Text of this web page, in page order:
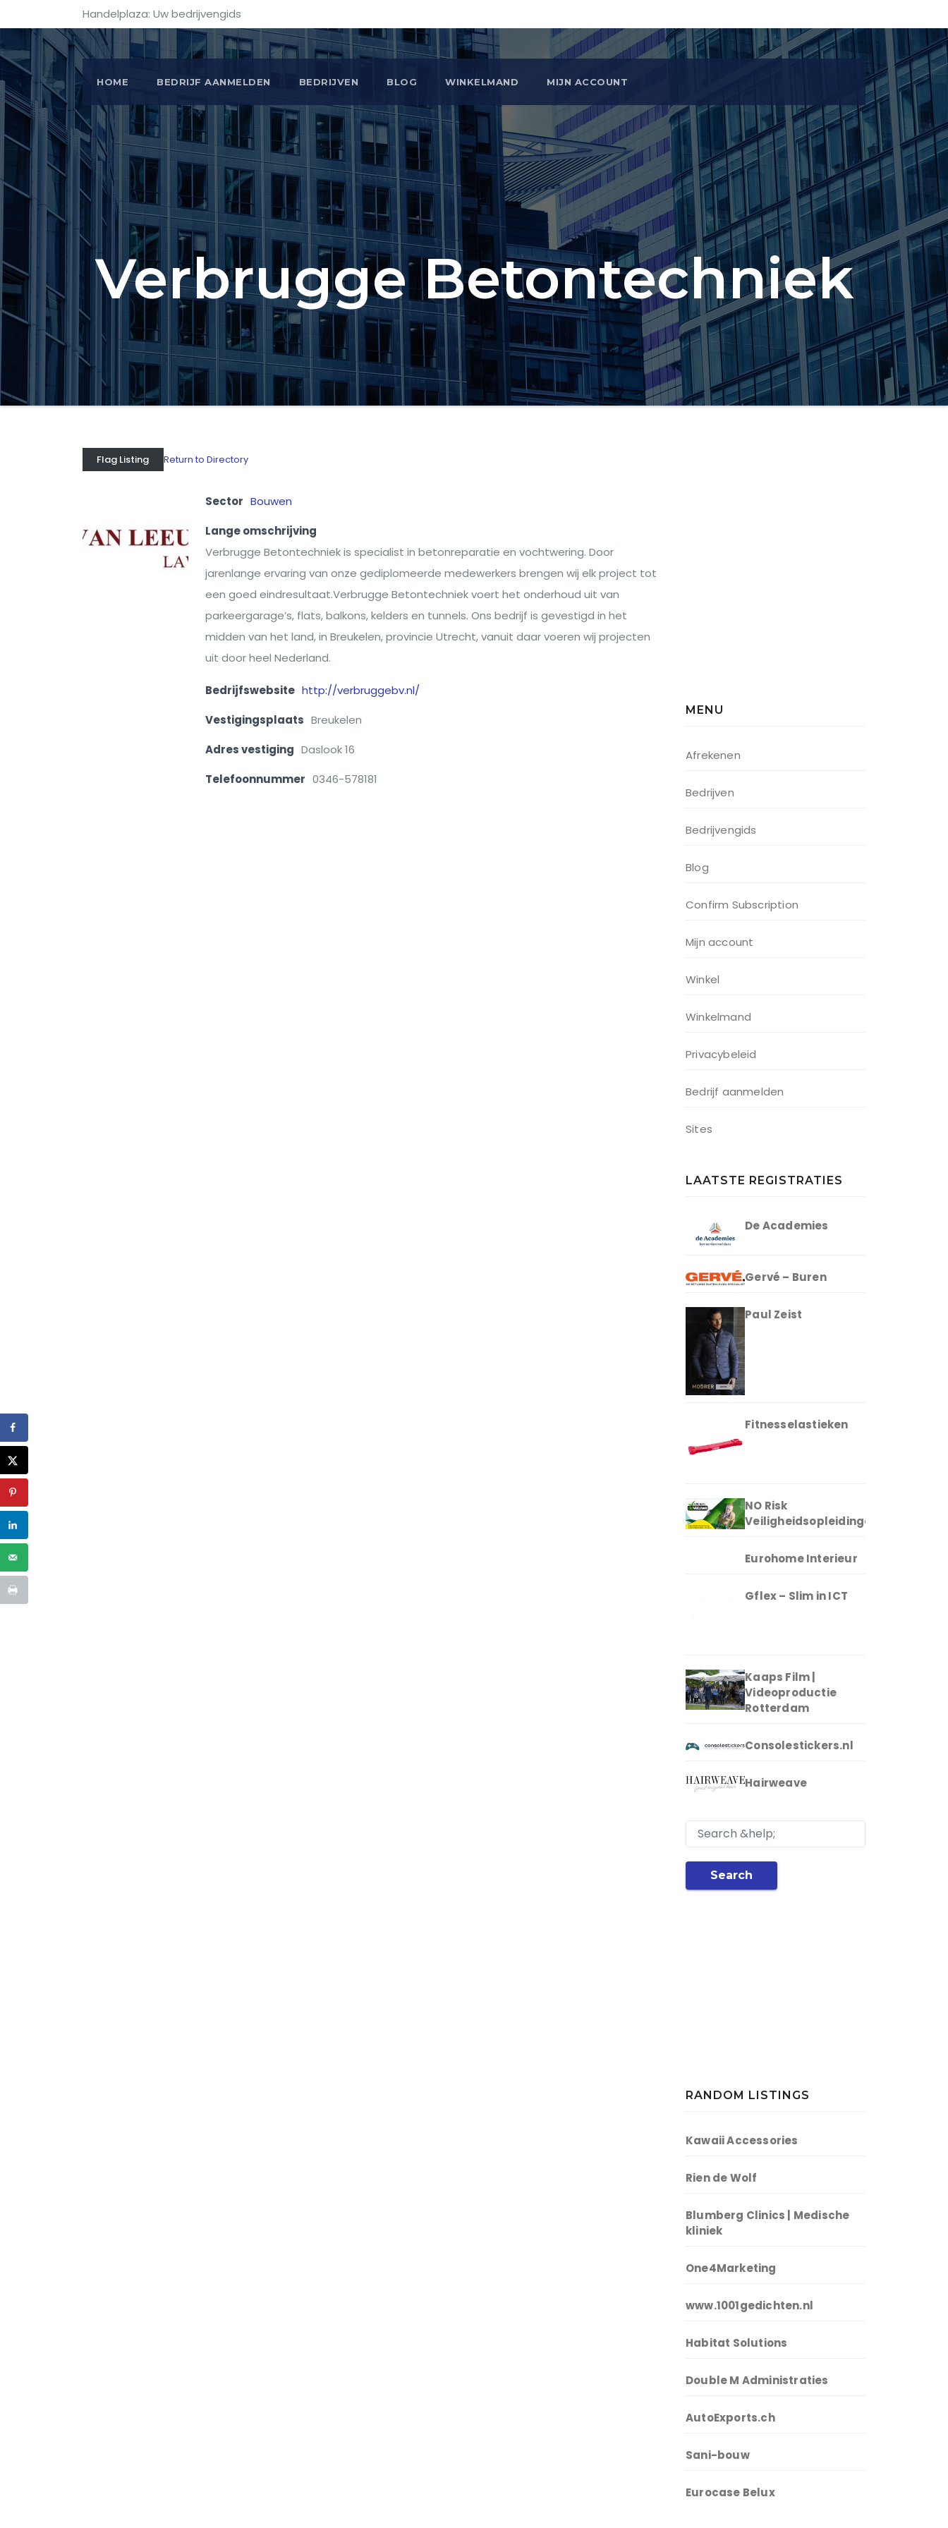
Handelplaza: Uw bedrijvengids
HOME BEDRIJF AANMELDEN BEDRIJVEN BLOG WINKELMAND MIJN ACCOUNT
Verbrugge Betontechniek
Flag Listing Return to Directory
Sector Bouwen
Lange omschrijving
Verbrugge Betontechniek is specialist in betonreparatie en vochtwering. Door
jarenlange ervaring van onze gediplomeerde medewerkers brengen wij elk project tot
een goed eindresultaat.Verbrugge Betontechniek voert het onderhoud uit van
parkeergarage’s, flats, balkons, kelders en tunnels. Ons bedrijf is gevestigd in het
midden van het land, in Breukelen, provincie Utrecht, vanuit daar voeren wij projecten
uit door heel Nederland.
Bedrijfswebsite http://verbruggebv.nl/
Vestigingsplaats Breukelen
Adres vestiging Daslook 16
Telefoonnummer 0346-578181
MENU
Afrekenen
Bedrijven
Bedrijvengids
Blog
Confirm Subscription
Mijn account
Winkel
Winkelmand
Privacybeleid
Bedrijf aanmelden
Sites
LAATSTE REGISTRATIES
De Academies
Gervé – Buren
Paul Zeist
Fitnesselastieken
NO Risk
Veiligheidsopleidingen
Eurohome Interieur
Gflex – Slim in ICT
Kaaps Film |
Videoproductie
Rotterdam
Consolestickers.nl
Hairweave
Search
RANDOM LISTINGS
Kawaii Accessories
Rien de Wolf
Blumberg Clinics | Medische
kliniek
One4Marketing
www.1001gedichten.nl
Habitat Solutions
Double M Administraties
AutoExports.ch
Sani-bouw
Eurocase Belux